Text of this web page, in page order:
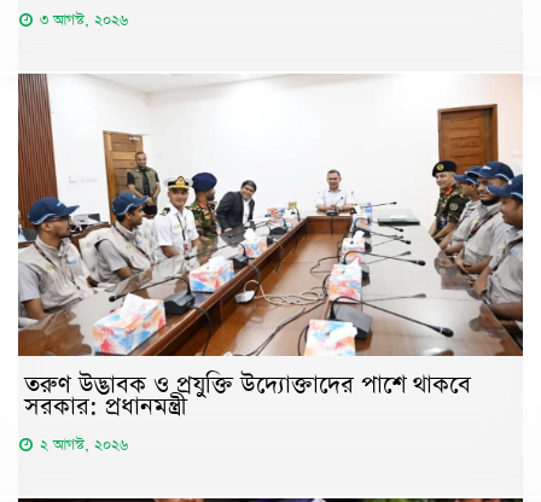
৩ আগস্ট, ২০২৬
তরুণ উদ্ভাবক ও প্রযুক্তি উদ্যোক্তাদের পাশে থাকবে
সরকার: প্রধানমন্ত্রী
২ আগস্ট, ২০২৬